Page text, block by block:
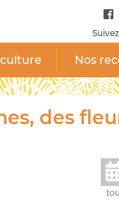
Nos
des